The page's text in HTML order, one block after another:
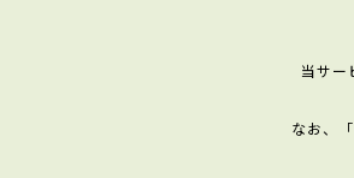
当サー
なお、